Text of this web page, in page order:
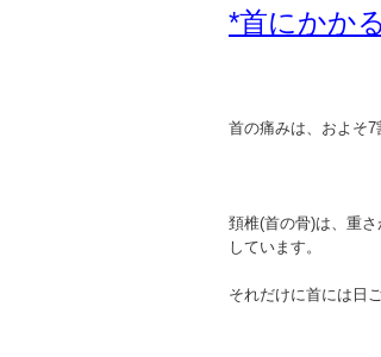
*首にかか
首の痛みは、およそ
頚椎(首の骨)は、重
しています。
それだけに首には日